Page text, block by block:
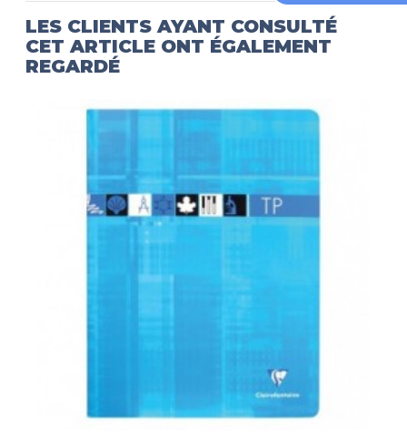
LES CLIENTS AYANT CONSULTÉ
CET ARTICLE ONT ÉGALEMENT
REGARDÉ